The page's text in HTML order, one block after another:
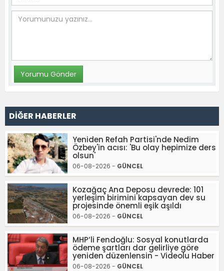
DİĞER HABERLER
Yeniden Refah Partisi'nde Nedim
Özbey'in acısı: 'Bu olay hepimize ders
olsun'
06-08-2026 - GÜNCEL
Kozağaç Ana Deposu devrede: 101
yerleşim birimini kapsayan dev su
projesinde önemli eşik aşıldı
06-08-2026 - GÜNCEL
MHP’li Fendoğlu: Sosyal konutlarda
ödeme şartları dar gelirliye göre
yeniden düzenlensin - Videolu Haber
06-08-2026 - GÜNCEL